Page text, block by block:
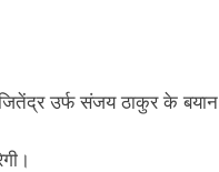
उर्फ संजय ठाकुर के बयान